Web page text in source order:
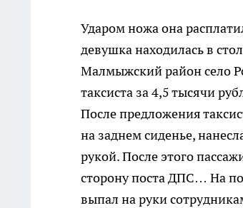
Ударом ножа она
девушка находилась в
Малмыжский район село
таксиста за 4,5 тысячи
После предложения
на заднем сиденье,
рукой. После этого
сторону поста ДПС… На
выпал на руки